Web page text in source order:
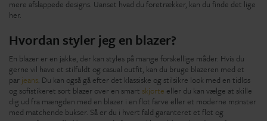
mere afslappede designs. Uanset hvad du foretrækker, kan du finde det lige
her.
Hvordan styler jeg en blazer?
En blazer er en jakke, der kan styles på mange forskellige måder. Hvis du
gerne vil have et stilfuldt og casual outfit, kan du bruge blazeren med et
par jeans. Du kan også gå efter det klassiske og stilsikre look med en tidløs
og sofistikeret sort blazer over en smart skjorte eller du kan vælge at skille
dig ud fra mængden med en blazer i en flot farve eller et moderne mønster
med matchende bukser. Så er du i hvert fald garanteret et flot og